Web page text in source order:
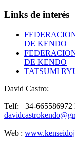
Links de interés
DE KENDO
DE KENDO
TATSUMI
David Castro:
Telf: +34-665586972
Web :